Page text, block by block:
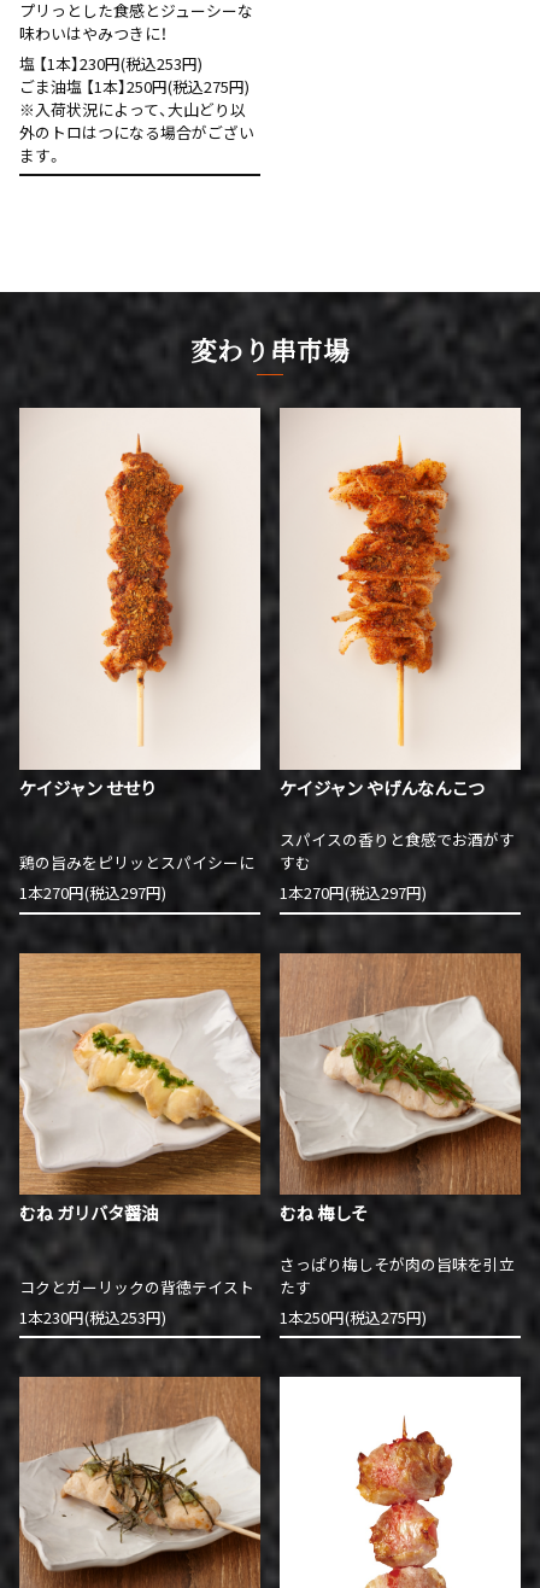
プリっとした食感とジューシーな
味わいはやみつきに！
塩 【1本】230円(税込253円)
ごま油塩 【1本】250円(税込275円)
※入荷状況によって、大山どり以
外のトロはつになる場合がござい
ます。
変わり串市場
ケイジャン せせり
鶏の旨みをピリッとスパイシーに
1本270円(税込297円)
ケイジャン やげんなんこつ
スパイスの香りと食感でお酒がす
すむ
1本270円(税込297円)
むね ガリバタ醤油
コクとガーリックの背徳テイスト
1本230円(税込253円)
むね 梅しそ
さっぱり梅しそが肉の旨味を引立
たす
1本250円(税込275円)